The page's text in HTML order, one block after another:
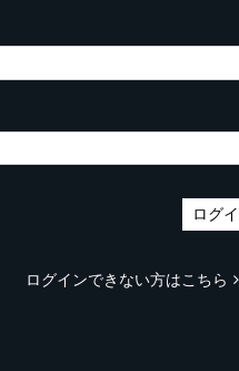
ログ
ログインできない方はこちら